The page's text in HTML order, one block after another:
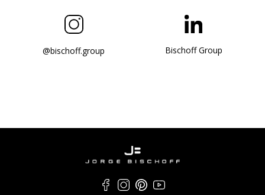
@bischoff.group Bischoff Group